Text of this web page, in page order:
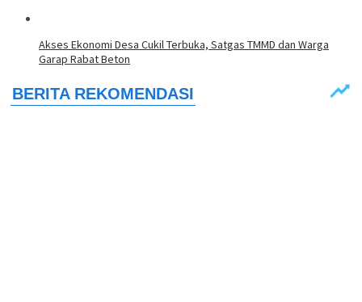
Akses Ekonomi Desa Cukil Terbuka, Satgas TMMD dan Warga
Garap Rabat Beton